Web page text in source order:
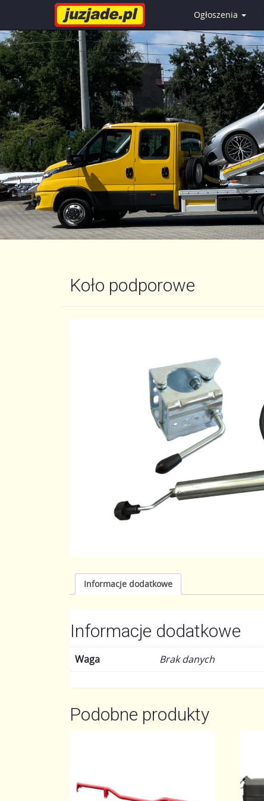
Ogłoszenia
Koło podporowe
Informacje dodatkowe
Informacje dodatkowe
Waga Brak danych
Podobne produkty